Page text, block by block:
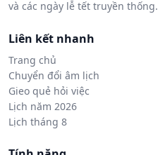
và các ngày lễ tết truyền thống.
Liên kết nhanh
Trang chủ
Chuyển đổi âm lịch
Gieo quẻ hỏi việc
Lịch năm 2026
Lịch tháng 8